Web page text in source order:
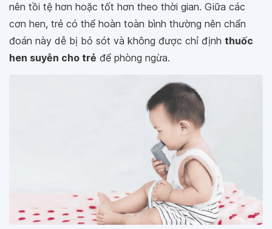
nên tồi tệ hơn hoặc tốt hơn theo thời gian. Giữa các
cơn hen, trẻ có thể hoàn toàn bình thường nên chẩn
đoán này dễ bị bỏ sót và không được chỉ định thuốc
hen suyễn cho trẻ để phòng ngừa.